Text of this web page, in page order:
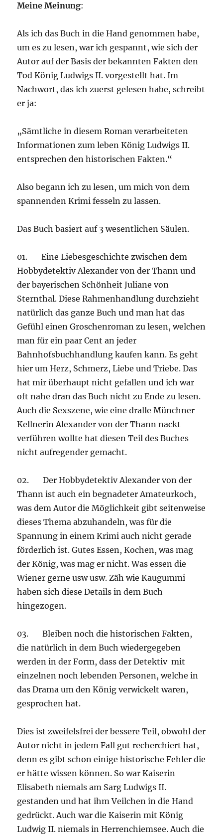
Meine Meinung:
Als ich das Buch in die Hand genommen habe,
um es zu lesen, war ich gespannt, wie sich der
Autor auf der Basis der bekannten Fakten den
Tod König Ludwigs II. vorgestellt hat. Im
Nachwort, das ich zuerst gelesen habe, schreibt
er ja:
„Sämtliche in diesem Roman verarbeiteten
Informationen zum leben König Ludwigs II.
entsprechen den historischen Fakten.“
Also begann ich zu lesen, um mich von dem
spannenden Krimi fesseln zu lassen.
Das Buch basiert auf 3 wesentlichen Säulen.
01. Eine Liebesgeschichte zwischen dem
Hobbydetektiv Alexander von der Thann und
der bayerischen Schönheit Juliane von
Sternthal. Diese Rahmenhandlung durchzieht
natürlich das ganze Buch und man hat das
Gefühl einen Groschenroman zu lesen, welchen
man für ein paar Cent an jeder
Bahnhofsbuchhandlung kaufen kann. Es geht
hier um Herz, Schmerz, Liebe und Triebe. Das
hat mir überhaupt nicht gefallen und ich war
oft nahe dran das Buch nicht zu Ende zu lesen.
Auch die Sexszene, wie eine dralle Münchner
Kellnerin Alexander von der Thann nackt
verführen wollte hat diesen Teil des Buches
nicht aufregender gemacht.
02. Der Hobbydetektiv Alexander von der
Thann ist auch ein begnadeter Amateurkoch,
was dem Autor die Möglichkeit gibt seitenweise
dieses Thema abzuhandeln, was für die
Spannung in einem Krimi auch nicht gerade
förderlich ist. Gutes Essen, Kochen, was mag
der König, was mag er nicht. Was essen die
Wiener gerne usw usw. Zäh wie Kaugummi
haben sich diese Details in dem Buch
hingezogen.
03. Bleiben noch die historischen Fakten,
die natürlich in dem Buch wiedergegeben
werden in der Form, dass der Detektiv mit
einzelnen noch lebenden Personen, welche in
das Drama um den König verwickelt waren,
gesprochen hat.
Dies ist zweifelsfrei der bessere Teil, obwohl der
Autor nicht in jedem Fall gut recherchiert hat,
denn es gibt schon einige historische Fehler die
er hätte wissen können. So war Kaiserin
Elisabeth niemals am Sarg Ludwigs II.
gestanden und hat ihm Veilchen in die Hand
gedrückt. Auch war die Kaiserin mit König
Ludwig II. niemals in Herrenchiemsee. Auch die